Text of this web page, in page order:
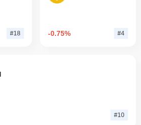
#18 -0.75% #4
#10